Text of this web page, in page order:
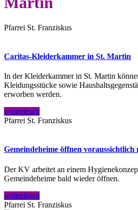
Pfarrei St. Franziskus
Caritas-Kleiderkammer in St. Martin
In der Kleiderkammer in St. Martin
Kleidungsstücke sowie
erworben werden.
weiterlesen
Pfarrei St. Franziskus
Gemeindeheime öffnen voraussichtlich
Der KV arbeitet an einem
Gemeindeheime bald wieder öffnen.
weiterlesen
Pfarrei St. Franziskus